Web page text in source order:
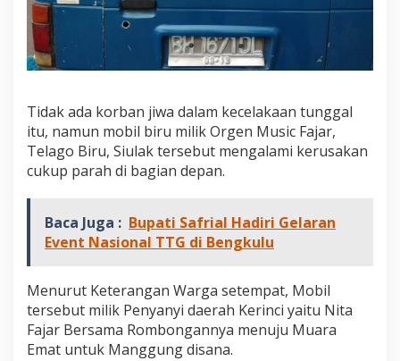
Tidak ada korban jiwa dalam kecelakaan tunggal
itu, namun mobil biru milik Orgen Music Fajar,
Telago Biru, Siulak tersebut mengalami kerusakan
cukup parah di bagian depan.
Baca Juga : Bupati Safrial Hadiri Gelaran
Event Nasional TTG di Bengkulu
Menurut Keterangan Warga setempat, Mobil
tersebut milik Penyanyi daerah Kerinci yaitu Nita
Fajar Bersama Rombongannya menuju Muara
Emat untuk Manggung disana.